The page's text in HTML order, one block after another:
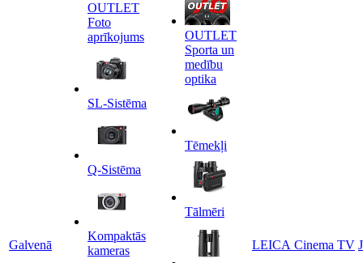
Galvenā
OUTLET
Foto
aprīkojums
SL-Sistēma
Q-Sistēma
Kompaktās
kameras
OUTLET
Sporta un
medību
optika
Tēmekļi
Tālmēri
LEICA Cinema TV